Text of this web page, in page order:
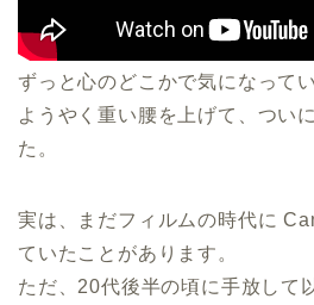
ずっと心のどこかで気になって
ようやく重い腰を上げて、つい
た。
実は、まだフィルムの時代に
ていたことがあります。
ただ、20代後半の頃に手放して